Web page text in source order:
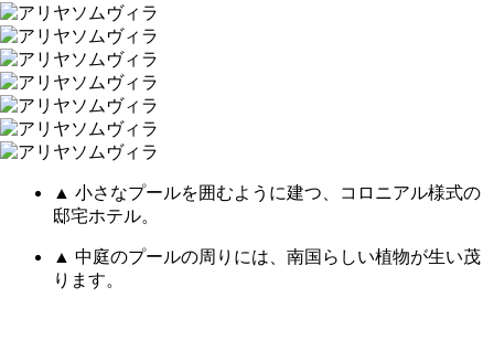
▲ 小さなプールを囲むように建つ、コロニアル様式の
邸宅ホテル。
▲ 中庭のプールの周りには、南国らしい植物が生い茂
ります。